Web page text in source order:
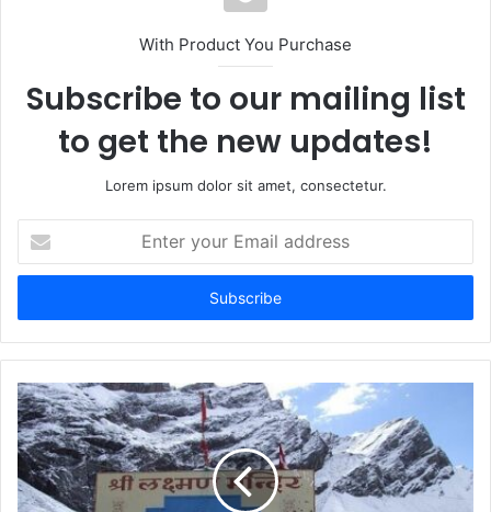
With Product You Purchase
Subscribe to our mailing list
to get the new updates!
Lorem ipsum dolor sit amet, consectetur.
your
Email